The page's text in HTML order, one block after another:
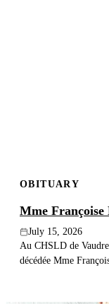
OBITUARY
Mme Françoise
July 15, 2026
Au CHSLD de
décédée Mme